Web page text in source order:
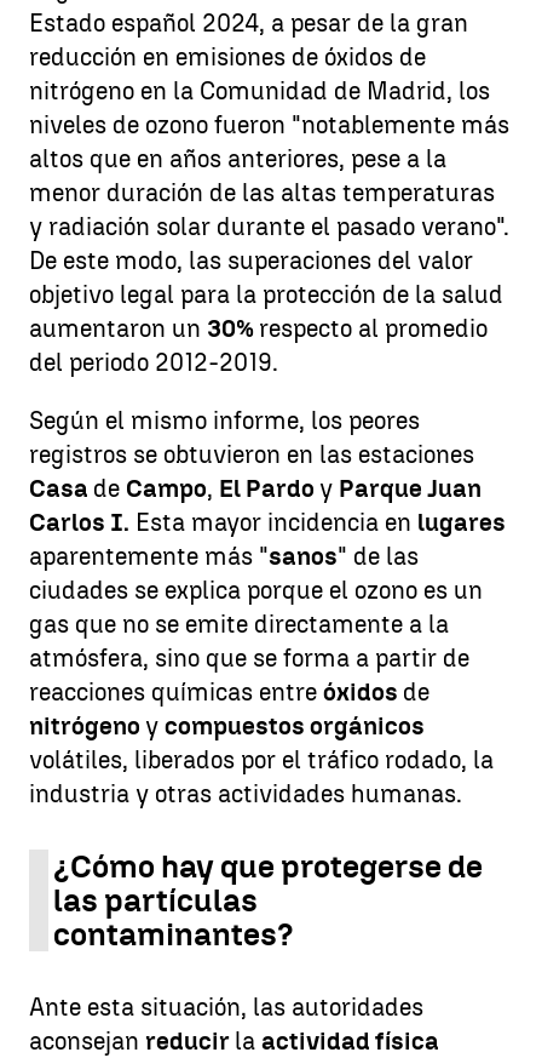
Estado español 2024, a pesar de la gran
reducción en emisiones de óxidos de
nitrógeno en la Comunidad de Madrid, los
niveles de ozono fueron "notablemente más
altos que en años anteriores, pese a la
menor duración de las altas temperaturas
y radiación solar durante el pasado verano".
De este modo, las superaciones del valor
objetivo legal para la protección de la salud
aumentaron un 30% respecto al promedio
del periodo 2012-2019.
Según el mismo informe, los peores
registros se obtuvieron en las estaciones
Casa de Campo, El Pardo y Parque Juan
Carlos I. Esta mayor incidencia en lugares
aparentemente más "sanos" de las
ciudades se explica porque el ozono es un
gas que no se emite directamente a la
atmósfera, sino que se forma a partir de
reacciones químicas entre óxidos de
nitrógeno y compuestos orgánicos
volátiles, liberados por el tráfico rodado, la
industria y otras actividades humanas.
¿Cómo hay que protegerse de
las partículas
contaminantes?
Ante esta situación, las autoridades
aconsejan reducir la actividad física